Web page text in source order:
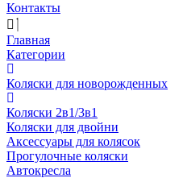
Контакты
Главная
Категории
Коляски для новорожденных
Коляски 2в1/3в1
Коляски для двойни
Аксессуары для колясок
Прогулочные коляски
Автокресла